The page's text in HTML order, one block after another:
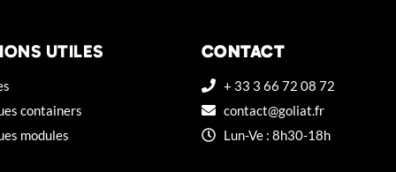
UTILES
containers
modules
CONTACT
+ 33 3 66 72 08 72
contact@goliat.fr
Lun-Ve : 8h30-18h